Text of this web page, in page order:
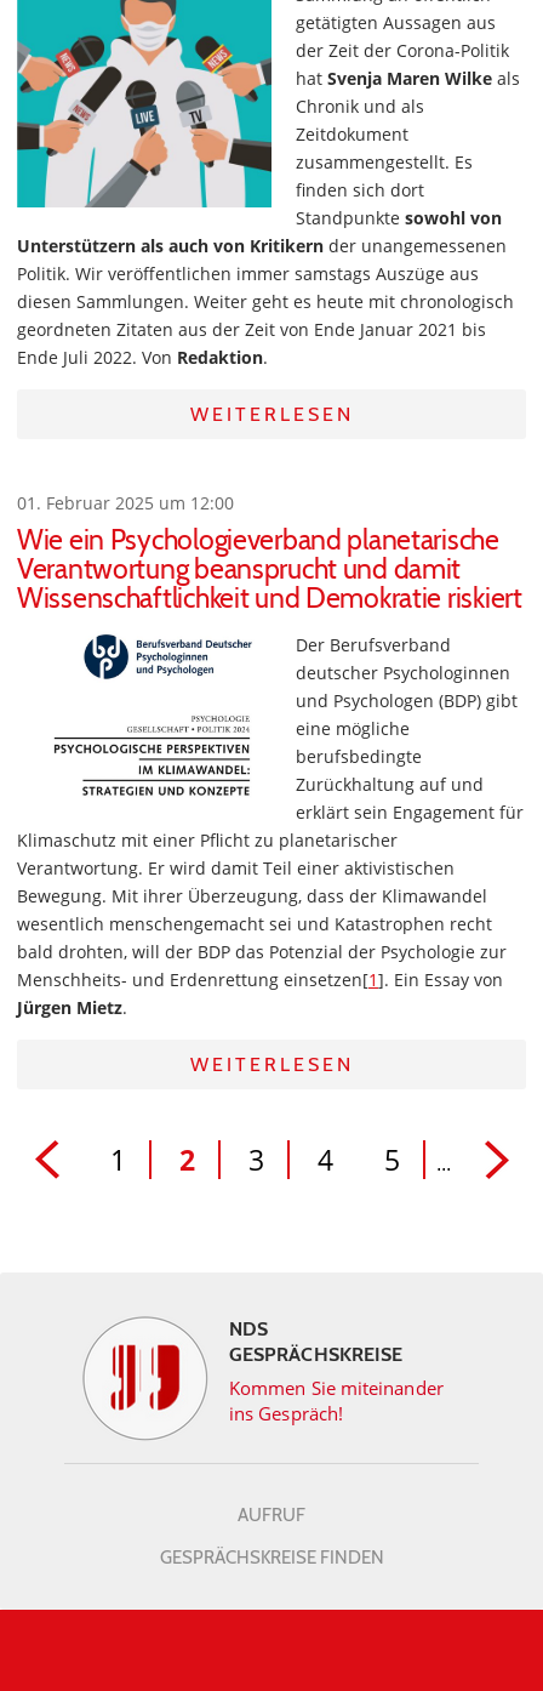
getätigten Aussagen aus
der Zeit der Corona-Politik
hat Svenja Maren Wilke als
Chronik und als
Zeitdokument
zusammengestellt. Es
finden sich dort
Standpunkte sowohl von
Unterstützern als auch von Kritikern der unangemessenen
Politik. Wir veröffentlichen immer samstags Auszüge aus
diesen Sammlungen. Weiter geht es heute mit chronologisch
geordneten Zitaten aus der Zeit von Ende Januar 2021 bis
Ende Juli 2022. Von Redaktion.
WEITERLESEN
01. Februar 2025 um 12:00
Wie ein Psychologieverband planetarische
Verantwortung beansprucht und damit
Wissenschaftlichkeit und Demokratie riskiert
Der Berufsverband
deutscher Psychologinnen
und Psychologen (BDP) gibt
eine mögliche
berufsbedingte
Zurückhaltung auf und
erklärt sein Engagement für
Klimaschutz mit einer Pflicht zu planetarischer
Verantwortung. Er wird damit Teil einer aktivistischen
Bewegung. Mit ihrer Überzeugung, dass der Klimawandel
wesentlich menschengemacht sei und Katastrophen recht
bald drohten, will der BDP das Potenzial der Psychologie zur
Menschheits- und Erdenrettung einsetzen[1]. Ein Essay von
Jürgen Mietz.
WEITERLESEN
1 2 3 4 5 ...
NDS
GESPRÄCHSKREISE
Kommen Sie miteinander
ins Gespräch!
AUFRUF
GESPRÄCHSKREISE FINDEN